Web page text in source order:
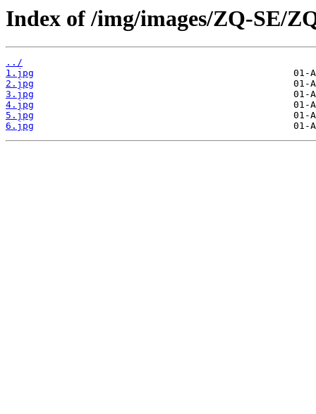
Index of /img/images/ZQ-SE/
../
1.jpg
2.jpg
3.jpg
4.jpg
5.jpg
6.jpg